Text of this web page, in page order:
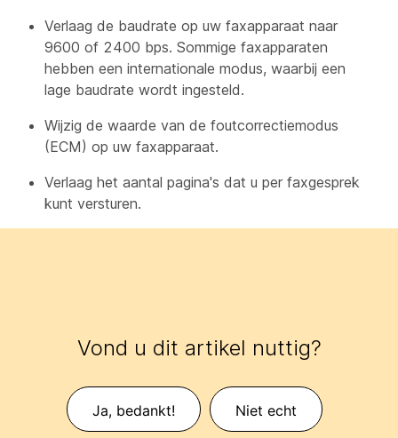
Verlaag de baudrate op uw faxapparaat naar
9600 of 2400 bps. Sommige faxapparaten
hebben een internationale modus, waarbij een
lage baudrate wordt ingesteld.
Wijzig de waarde van de foutcorrectiemodus
(ECM) op uw faxapparaat.
Verlaag het aantal pagina's dat u per faxgesprek
kunt versturen.
Vond u dit artikel nuttig?
Ja, bedankt! Niet echt